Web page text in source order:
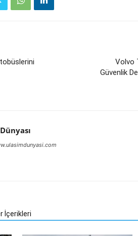
Volvo
Güvenlik
İçerikleri